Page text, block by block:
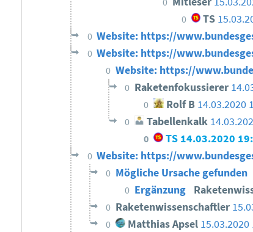
0 TS
0 Website: https://
0 Website: https://
0 Website: https://
0 Raketenfokussierer
0 Rolf B 14.03.2020
0 Tabellenkalk
0 TS 14.03.2020
0 Website: https://
0 Mögliche Ursache gefunden
0 Ergänzung
0 Raketenwissenschaftler
0 Matthias Apsel 15.03.2020